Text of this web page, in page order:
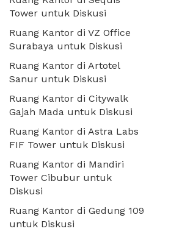
Tower untuk Diskusi
Ruang Kantor di VZ Office
Surabaya untuk Diskusi
Ruang Kantor di Artotel
Sanur untuk Diskusi
Ruang Kantor di Citywalk
Gajah Mada untuk Diskusi
Ruang Kantor di Astra Labs
FIF Tower untuk Diskusi
Ruang Kantor di Mandiri
Tower Cibubur untuk
Diskusi
Ruang Kantor di Gedung 109
untuk Diskusi